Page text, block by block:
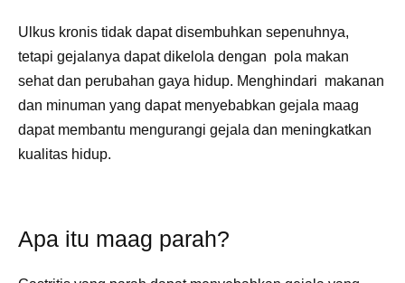
Ulkus kronis tidak dapat disembuhkan sepenuhnya,
tetapi gejalanya dapat dikelola dengan pola makan
sehat dan perubahan gaya hidup. Menghindari makanan
dan minuman yang dapat menyebabkan gejala maag
dapat membantu mengurangi gejala dan meningkatkan
kualitas hidup.
Apa itu maag parah?